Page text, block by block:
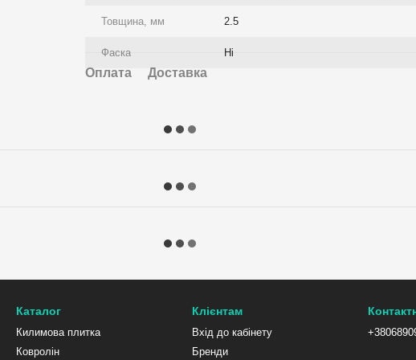
Товщина, мм 2.5
Фаска Ні
Оплата Доставка
Каталог
Килимова плитка
Ковролін
Клієнтам
Вхід до кабінету
Бренди